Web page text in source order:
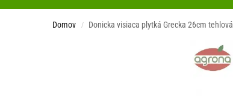
Domov / Donicka visiaca plytká Grecka 26cm tehlová